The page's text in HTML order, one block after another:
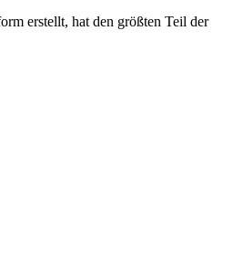
erstellt, hat den größten Teil der